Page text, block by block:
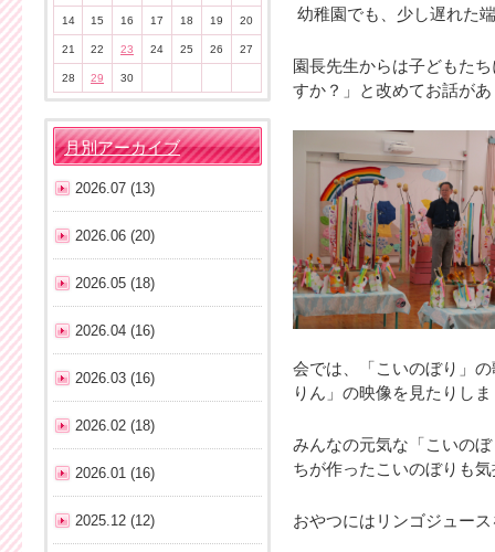
幼稚園でも、少し遅れた
園長先生からは子どもた
すか？」と改めてお話が
会では、「こいのぼり」
りん」の映像を見たりし
みんなの元気な「こいの
ちが作ったこいのぼりも
おやつにはリンゴジュー
14 15 16 17 18 19 20
21 22 23 24 25 26 27
28 29 30
月別アーカイブ
2026.07 (13)
2026.06 (20)
2026.05 (18)
2026.04 (16)
2026.03 (16)
2026.02 (18)
2026.01 (16)
2025.12 (12)